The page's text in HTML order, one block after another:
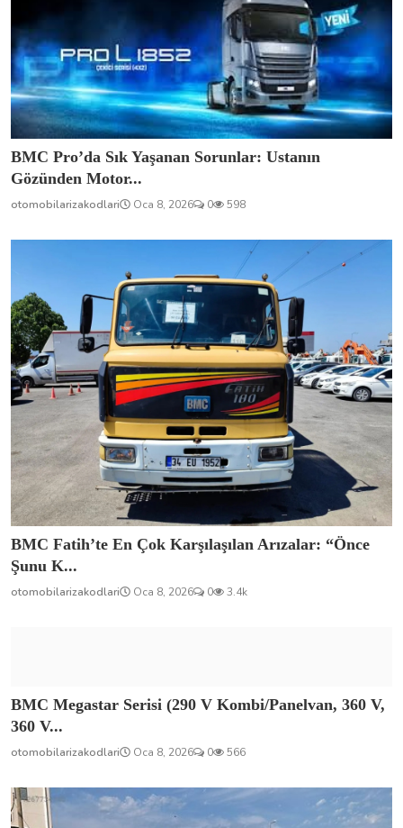
BMC Pro’da Sık Yaşanan Sorunlar: Ustanın
Gözünden Motor...
otomobilarizakodlari Oca 8, 2026 0 598
BMC Fatih’te En Çok Karşılaşılan Arızalar: “Önce
Şunu K...
otomobilarizakodlari Oca 8, 2026 0 3.4k
BMC Megastar Serisi (290 V Kombi/Panelvan, 360 V,
360 V...
otomobilarizakodlari Oca 8, 2026 0 566